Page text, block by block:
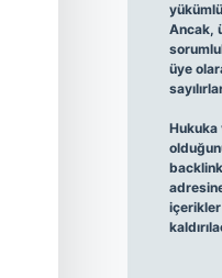
Ancak,
üye
Hukuka